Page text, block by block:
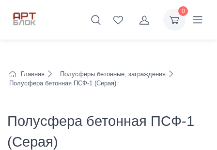
0
Главная
Полусферы бетонные, заграждения
Полусфера бетонная ПСФ-1 (Серая)
Полусфера бетонная ПСФ-1
(Серая)